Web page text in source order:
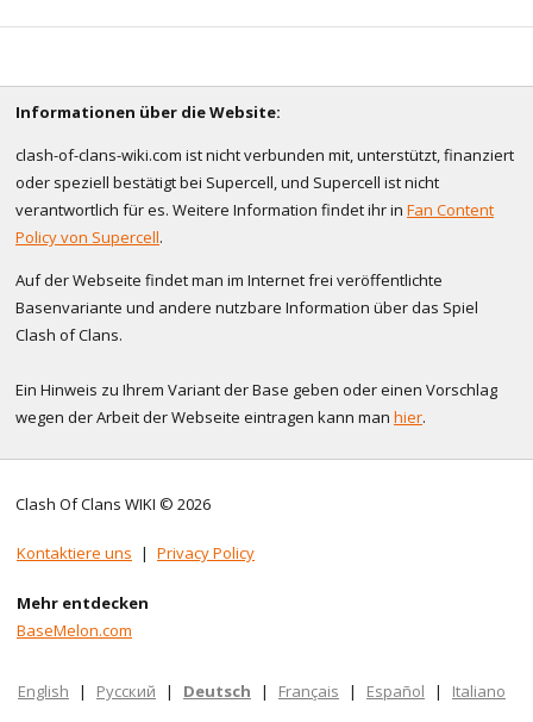
Informationen über die Website:
clash-of-clans-wiki.com ist nicht verbunden mit, unterstützt, finanziert
oder speziell bestätigt bei Supercell, und Supercell ist nicht
verantwortlich für es. Weitere Information findet ihr in Fan Content
Policy von Supercell.
Auf der Webseite findet man im Internet frei veröffentlichte
Basenvariante und andere nutzbare Information über das Spiel
Clash of Clans.
Ein Hinweis zu Ihrem Variant der Base geben oder einen Vorschlag
wegen der Arbeit der Webseite eintragen kann man hier.
Clash Of Clans WIKI © 2026
Kontaktiere uns | Privacy Policy
Mehr entdecken
BaseMelon.com
English | Русский | Deutsch | Français | Español | Italiano